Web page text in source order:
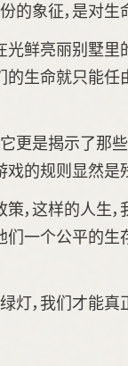
的象征，是对生
鲜亮丽别墅里
的生命就只能
更是揭示了那
的规则显然是
，这样的人生
一个公平的生
灯，我们才能